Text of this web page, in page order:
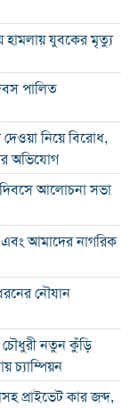
হামলায় যুবকের মৃত্যু
পালিত
দেওয়া নিয়ে বিরোধ,
অভিযোগ
দিবসে আলোচনা সভা
আমাদের নাগরিক
নৌযান
চৌধুরী নতুন কুঁড়ি
চ্যাম্পিয়ন
প্রাইভেট কার জব্দ,